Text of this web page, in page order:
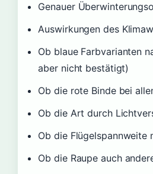
Genauer
Auswirkungen des
Ob blaue Farbvarianten
aber nicht bestätigt)
Ob die rote Binde bei
Ob die Art durch
Ob die
Ob die Raupe auch